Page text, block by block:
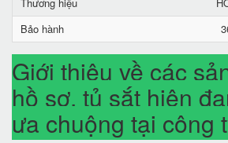
Bảo hành
Giới thiệu về các
hồ sơ, tủ sắt hiện
ưa chuộng tại công